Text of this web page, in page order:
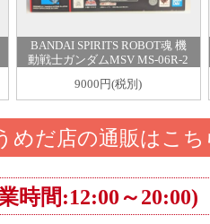
BANDAI SPIRITS ROBOT魂 機
動戦士ガンダムMSV MS-06R-2
型ザクII ver. A.N.I.M.E.
9000円(税別)
めだ店の通販はこち
時間:12:00～20:00)